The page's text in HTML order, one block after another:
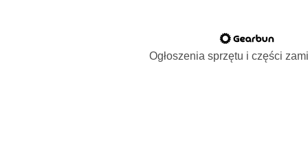
Ogłoszenia sprzętu i części